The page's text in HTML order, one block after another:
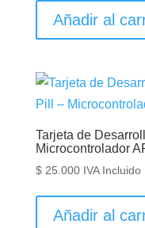
Añadir al
Tarjeta de
Microcontrolador
$25.000 IVA Incluido
Añadir al